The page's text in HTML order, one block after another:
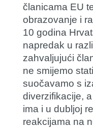
članicama EU
obrazovanje i
10 godina
napredak u
zahvaljujući
ne smijemo
suočavamo s
diverzifikacije,
ima i u dubljoj
reakcijama na